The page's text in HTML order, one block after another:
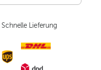
Schnelle Lieferung